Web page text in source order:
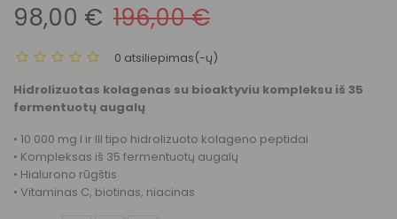
98,00 € 196,00 €
0 atsiliepimas(-ų)
Hidrolizuotas kolagenas su bioaktyviu kompleksu iš 35
fermentuotų augalų
• 10 000 mg I ir III tipo hidrolizuoto kolageno peptidai
• Kompleksas iš 35 fermentuotų augalų
• Hialurono rūgštis
• Vitaminas C, biotinas, niacinas